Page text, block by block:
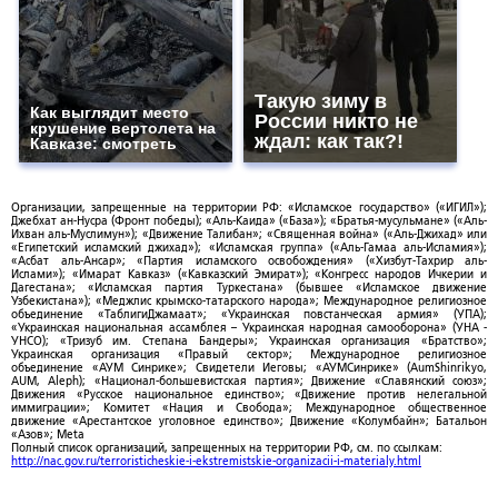
Как выглядит место
крушение вертолета на
Кавказе: смотреть
Такую зиму в
России никто не
ждал: как так?!
Организации, запрещенные на территории РФ: «Исламское государство» («ИГИЛ»);
Джебхат ан-Нусра (Фронт победы); «Аль-Каида» («База»); «Братья-мусульмане» («Аль-
Ихван аль-Муслимун»); «Движение Талибан»; «Священная война» («Аль-Джихад» или
«Египетский исламский джихад»); «Исламская группа» («Аль-Гамаа аль-Исламия»);
«Асбат аль-Ансар»; «Партия исламского освобождения» («Хизбут-Тахрир аль-
Ислами»); «Имарат Кавказ» («Кавказский Эмират»); «Конгресс народов Ичкерии и
Дагестана»; «Исламская партия Туркестана» (бывшее «Исламское движение
Узбекистана»); «Меджлис крымско-татарского народа»; Международное религиозное
объединение «ТаблигиДжамаат»; «Украинская повстанческая армия» (УПА);
«Украинская национальная ассамблея – Украинская народная самооборона» (УНА -
УНСО); «Тризуб им. Степана Бандеры»; Украинская организация «Братство»;
Украинская организация «Правый сектор»; Международное религиозное
объединение «АУМ Синрике»; Свидетели Иеговы; «АУМСинрике» (AumShinrikyo,
AUM, Aleph); «Национал-большевистская партия»; Движение «Славянский союз»;
Движения «Русское национальное единство»; «Движение против нелегальной
иммиграции»; Комитет «Нация и Свобода»; Международное общественное
движение «Арестантское уголовное единство»; Движение «Колумбайн»; Батальон
«Азов»; Meta
Полный список организаций, запрещенных на территории РФ, см. по ссылкам:
http://nac.gov.ru/terroristicheskie-i-ekstremistskie-organizacii-i-materialy.html